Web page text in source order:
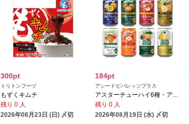
300pt
トリトンフーヅ
もずくキムチ
残り 0 人
2026年08月23日 (日) 〆切
184pt
アシードビバレッジプラス
アスターチューハイ6種・アスター無糖2種
残り 0 人
2026年08月19日 (水) 〆切